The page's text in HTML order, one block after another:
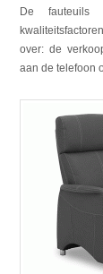
De fauteuils
over: de
aan de telefoon